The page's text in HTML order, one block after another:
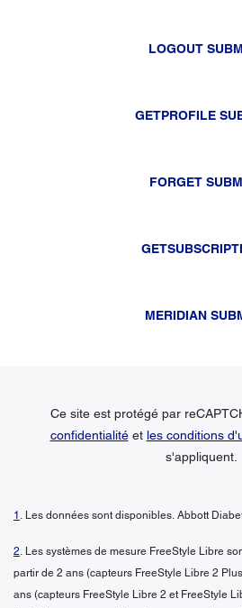
LOGOUT
GETPROFILE
FORGET
MERIDIAN
Ce site est protégé par
confidentialitéet les conditions
s'appliquent.
1 . Les données sont disponibles. Abbott
2. Les systèmes de mesure FreeStyle Libre
partir de 2 ans (capteurs FreeStyle Libre 2
ans (capteurs FreeStyle Libre 2 et FreeStyle